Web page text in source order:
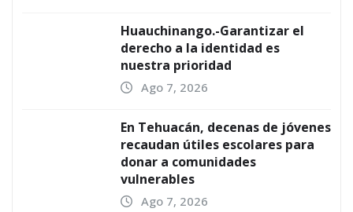
Huauchinango.-Garantizar el
derecho a la identidad es
nuestra prioridad
Ago 7, 2026
En Tehuacán, decenas de jóvenes
recaudan útiles escolares para
donar a comunidades
vulnerables
Ago 7, 2026